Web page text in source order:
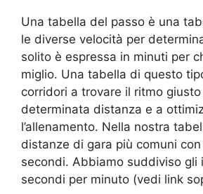
Una tabella del passo è una
le diverse velocità per
solito è espressa in minuti per
miglio. Una tabella di questo
corridori a trovare il ritmo
determinata distanza e a
l’allenamento. Nella nostra
distanze di gara più comuni
secondi. Abbiamo suddiviso gli
secondi per minuto (vedi link